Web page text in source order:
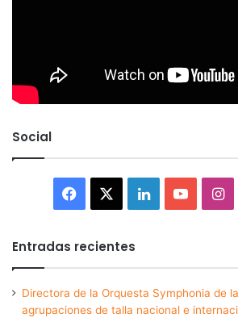
Social
Facebook LinkedInYouTube
Entradas recientes
Directora de la Orquesta Symphonia de
agrupaciones de talla nacional e